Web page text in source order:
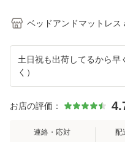
ベッドアンドマットレス
土日祝も出荷してるから早
く）
お店の評価：
連絡・応対 配